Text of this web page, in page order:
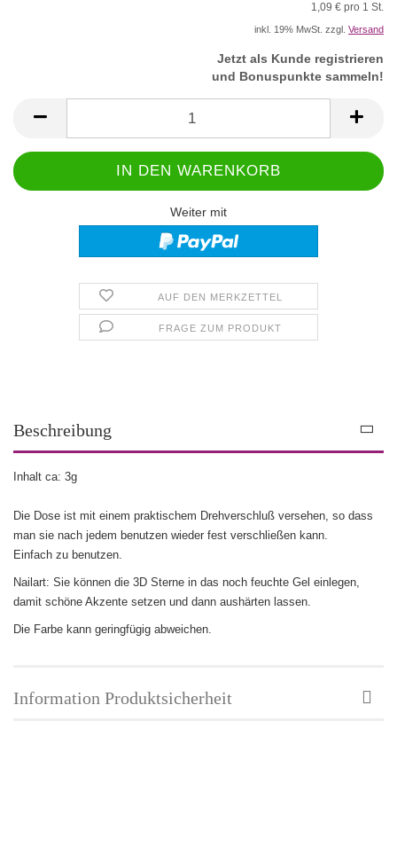
1,09 € pro 1 St.
inkl. 19% MwSt. zzgl. Versand
Jetzt als Kunde registrieren
und Bonuspunkte sammeln!
Weiter mit
AUF DEN MERKZETTEL
FRAGE ZUM PRODUKT
Beschreibung
Inhalt ca: 3g
Die Dose ist mit einem praktischem Drehverschluß versehen, so dass
man sie nach jedem benutzen wieder fest verschließen kann.
Einfach zu benutzen.
Nailart: Sie können die 3D Sterne in das noch feuchte Gel einlegen,
damit schöne Akzente setzen und dann aushärten lassen.
Die Farbe kann geringfügig abweichen.
Information Produktsicherheit